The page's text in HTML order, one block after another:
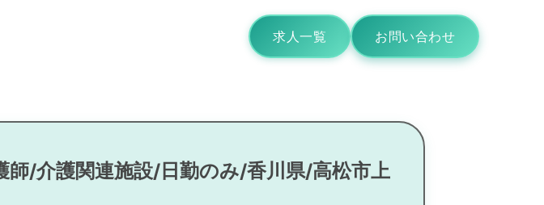
求人一覧 お問い合わせ
師/介護関連施設/日勤のみ/香川県/高松市上